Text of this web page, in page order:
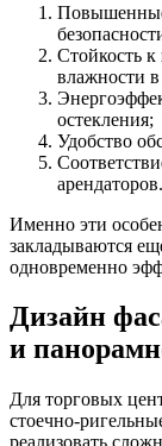
Повышенные
Стойкость
влажности
остекления;
Удобство
арендаторов.
Именно эти
закладываются
одновременно
Дизайн
и
Для торговых
стоечно-